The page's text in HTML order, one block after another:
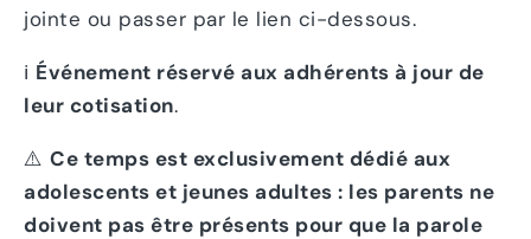
jointe ou passer par le lien ci-dessous.
ℹ️ Événement réservé aux adhérents à jour de
leur cotisation.
⚠️ Ce temps est exclusivement dédié aux
adolescents et jeunes adultes : les parents ne
doivent pas être présents pour que la parole